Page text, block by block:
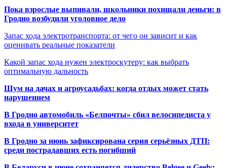
Пока взрослые выпивали, школьники похищали деньги: в
Гродно возбудили уголовное дело
Запас хода электротранспорта: от чего он зависит и как
оценивать реальные показатели
Какой запас хода нужен электроскутеру: как выбрать
оптимальную дальность
Шум на дачах и агроусадьбах: когда отдых может стать
нарушением
В Гродно автомобиль «Белпочты» сбил велосипедиста у
входа в университет
В Гродно за июнь зафиксирована серия серьёзных ДТП:
среди пострадавших есть погибший